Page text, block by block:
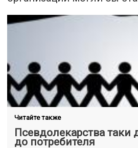
Читайте также
Псевдолекарства таки
до потребителя